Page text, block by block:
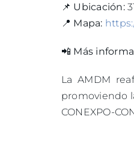
📌 Ubicación:
📍 Mapa:
📲 Más
La AMDM
promoviendo
CONEXPO-